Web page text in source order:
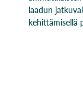
laadun
kehittämisellä